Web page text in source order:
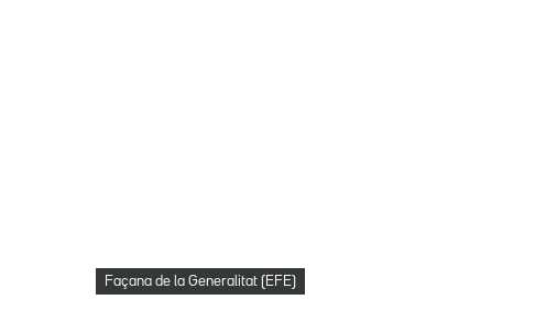
Façana de la Generalitat (EFE)